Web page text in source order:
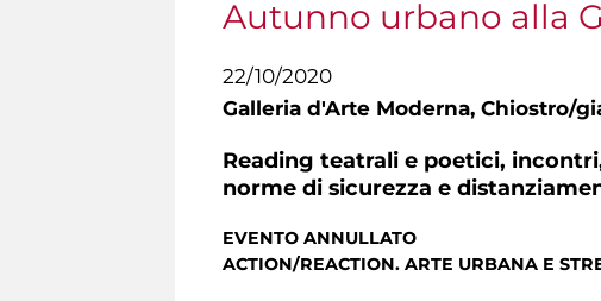
Autunno urbano alla
22/10/2020
Galleria d'Arte Moderna, Chiostro/
Reading teatrali e poetici,
norme di sicurezza e
EVENTO ANNULLATO
ACTION/REACTION. ARTE URBANA E